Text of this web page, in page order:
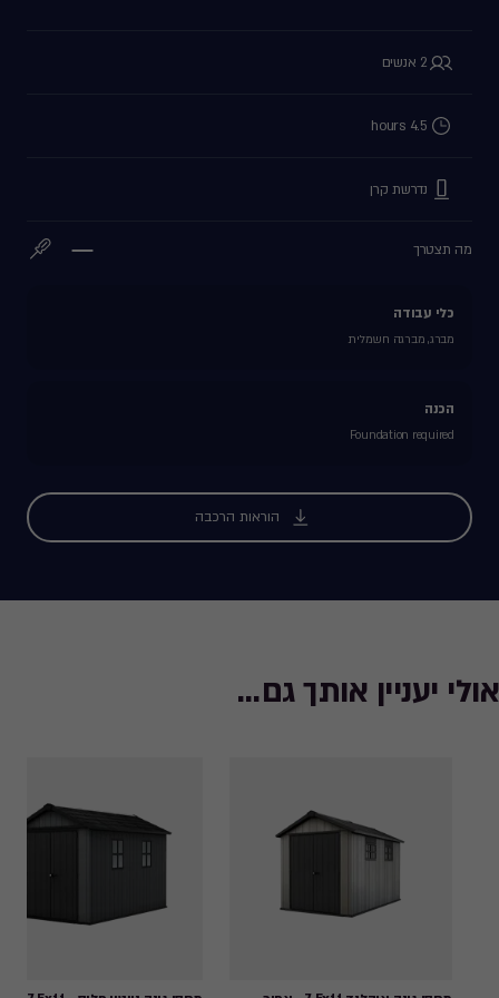
2 אנשים
4.5 hours
נדרשת קרן
מה תצטרך
כלי עבודה
מברג, מברגה חשמלית
הכנה
Foundation required
הוראות הרכבה
אולי יעניין אותך גם...